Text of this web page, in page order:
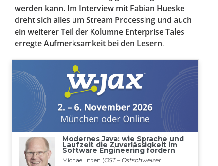
werden kann. Im Interview mit Fabian Hueske
dreht sich alles um Stream Processing und auch
ein weiterer Teil der Kolumne Enterprise Tales
erregte Aufmerksamkeit bei den Lesern.